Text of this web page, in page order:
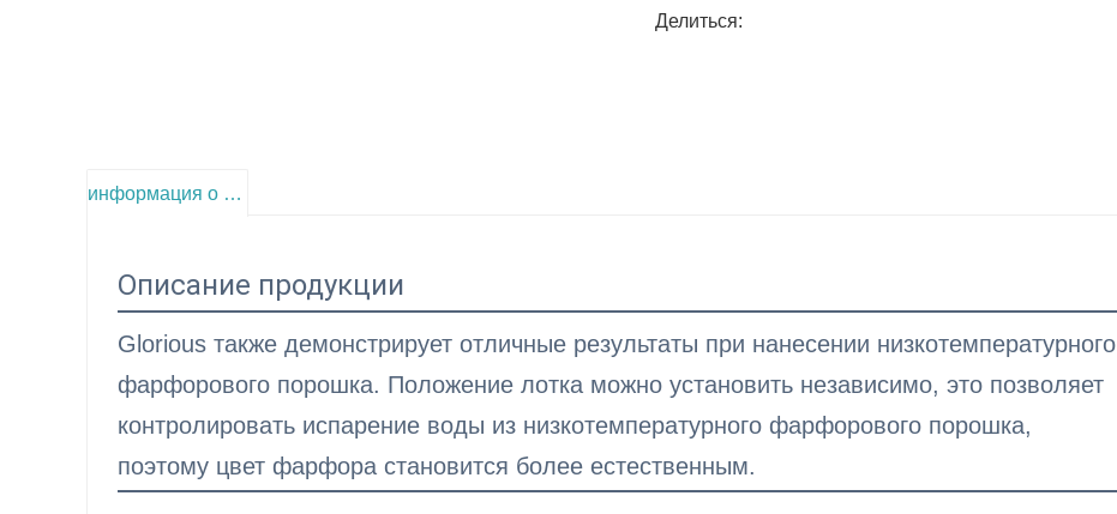
Делиться:
информация о продукте
Описание продукции
Glorious также демонстрирует отличные результаты при нанесении низкотемпературного
фарфорового порошка. Положение лотка можно установить независимо, это позволяет
контролировать испарение воды из низкотемпературного фарфорового порошка,
поэтому цвет фарфора становится более естественным.